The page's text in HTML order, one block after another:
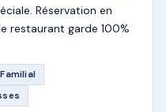
Réservation en
restaurant garde 100%
Familial